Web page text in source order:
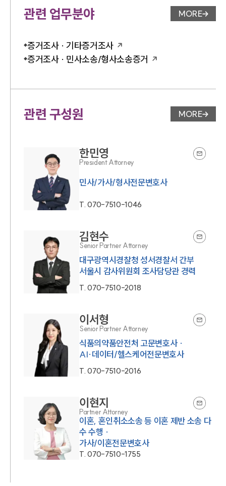
관련 업무분야 업무분야
MORE
증거조사 · 기타증거조사
증거조사 · 민사소송/형사소송증거
관련 구성원 변호사 페
MORE
한민영
President Attorney
민사/가사/형사전문변호사
T.070-7510-1046
김현수
Senior Partner Attorney
대구광역시경찰청 성서경찰서 간부
서울시 감사위원회 조사담당관 경력
T.070-7510-2018
이서형
Senior Partner Attorney
식품의약품안전처 고문변호사 ·
AI·데이터/헬스케어전문변호사
T.070-7510-2016
이현지
Partner Attorney
이혼, 혼인취소소송 등 이혼 제반 소송 다
수 수행 ·
가사/이혼전문변호사
T.070-7510-1755